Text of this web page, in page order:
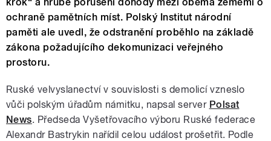
ochraně pamětních míst. Polský Institut národní
paměti ale uvedl, že odstranění proběhlo na základě
zákona požadujícího dekomunizaci veřejného
prostoru.
Ruské velvyslanectví v souvislosti s demolicí vzneslo
vůči polským úřadům námitku, napsal server Polsat
News. Předseda Vyšetřovacího výboru Ruské federace
Alexandr Bastrykin nařídil celou událost prošetřit. Podle